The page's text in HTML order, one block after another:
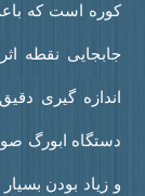
است که باعث
نقطه اثر
گیری دقیق
ابورگ صورت
زیاد بودن بسیار